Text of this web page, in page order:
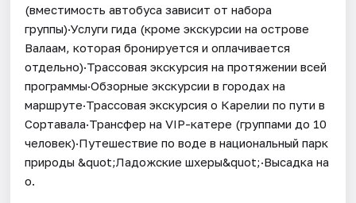
(вместимость автобуса зависит от набора
группы)·Услуги гида (кроме экскурсии на острове
Валаам, которая бронируется и оплачивается
отдельно)·Трассовая экскурсия на протяжении всей
программы·Обзорные экскурсии в городах на
маршруте·Трассовая экскурсия о Карелии по пути в
Сортавала·Трансфер на VIP-катере (группами до 10
человек)·Путешествие по воде в национальный парк
природы &quot;Ладожские шхеры&quot;·Высадка на
о.